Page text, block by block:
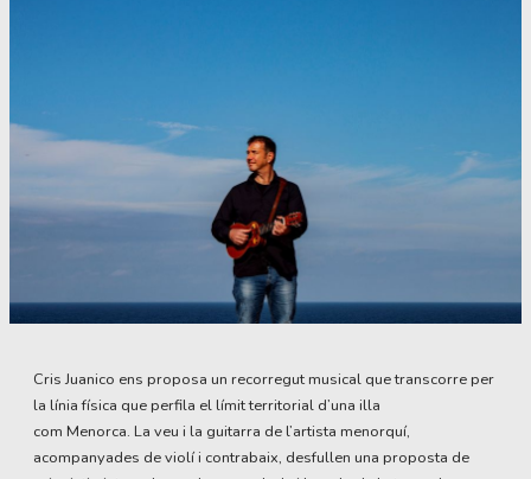
Cris Juanico ens proposa un recorregut musical que transcorre per
la línia física que perfila el límit territorial d’una illa
com Menorca. La veu i la guitarra de l’artista menorquí,
acompanyades de violí i contrabaix, desfullen una proposta de